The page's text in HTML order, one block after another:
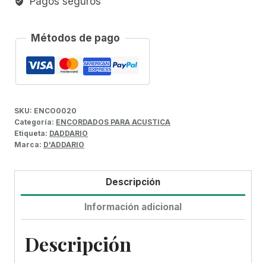
Métodos de pago
SKU: ENCO0020
Categoría: ENCORDADOS PARA ACUSTICA
Etiqueta: DADDARIO
Marca: D'ADDARIO
Descripción
Información adicional
Descripción